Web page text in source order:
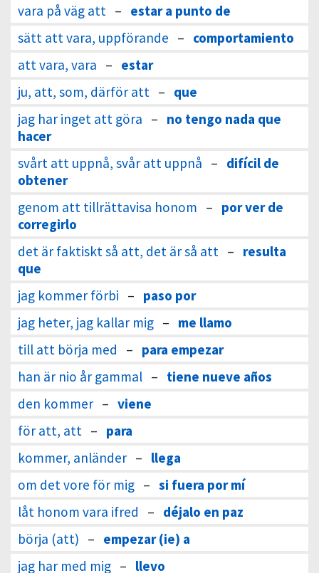
vara på väg att – estar a punto de
sätt att vara, uppförande – comportamiento
att vara, vara – estar
ju, att, som, därför att – que
jag har inget att göra – no tengo nada que
hacer
svårt att uppnå, svår att uppnå – difícil de
obtener
genom att tillrättavisa honom – por ver de
corregirlo
det är faktiskt så att, det är så att – resulta
que
jag kommer förbi – paso por
jag heter, jag kallar mig – me llamo
till att börja med
– para empezar
han är nio år gammal – tiene nueve años
den kommer – viene
för att, att – para
kommer, anländer – llega
om det vore för mig – si fuera por mí
låt honom vara ifred
– déjalo en paz
börja (att) – empezar (ie) a
jag har med mig – llevo